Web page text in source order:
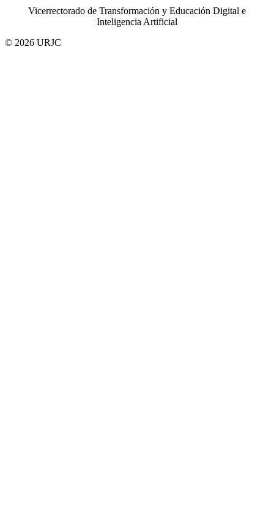
Vicerrectorado de Transformación y Educación Digital e
Inteligencia Artificial
© 2026 URJC